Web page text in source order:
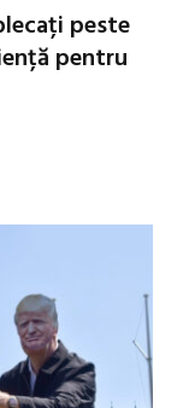
peste
pentru